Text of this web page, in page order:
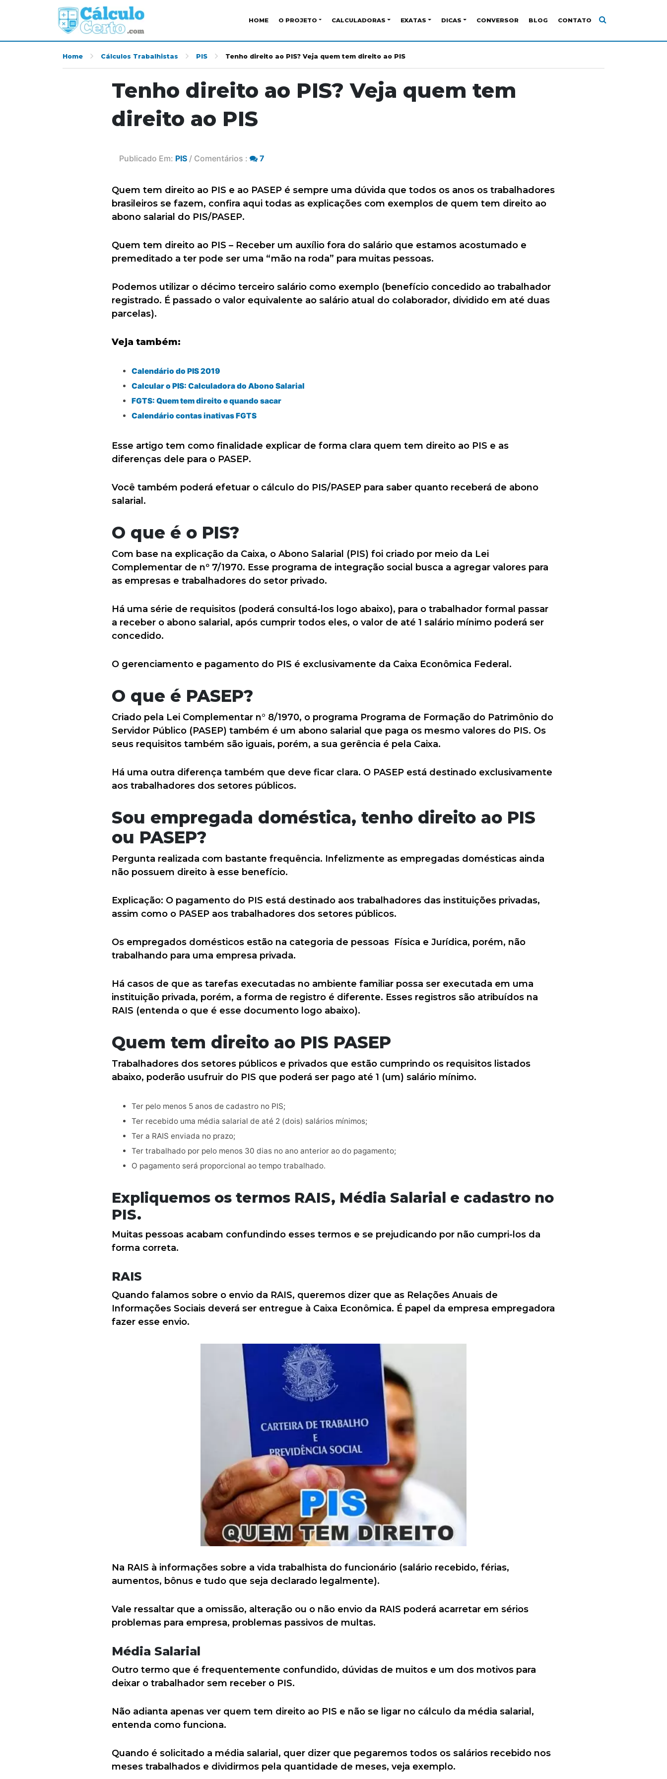
HOME O PROJETO CALCULADORAS EXATAS DICAS CONVERSOR BLOG CONTATO
Home Cálculos Trabalhistas PIS Tenho direito ao PIS? Veja quem tem direito ao PIS
Tenho direito ao PIS? Veja quem tem
direito ao PIS
Publicado Em: PIS / Comentários : 7
Quem tem direito ao PIS e ao PASEP é sempre uma dúvida que todos os anos os trabalhadores
brasileiros se fazem, confira aqui todas as explicações com exemplos de quem tem direito ao
abono salarial do PIS/PASEP.
Quem tem direito ao PIS – Receber um auxílio fora do salário que estamos acostumado e
premeditado a ter pode ser uma “mão na roda” para muitas pessoas.
Podemos utilizar o décimo terceiro salário como exemplo (benefício concedido ao trabalhador
registrado. É passado o valor equivalente ao salário atual do colaborador, dividido em até duas
parcelas).
Veja também:
Calendário do PIS 2019
Calcular o PIS: Calculadora do Abono Salarial
FGTS: Quem tem direito e quando sacar
Calendário contas inativas FGTS
Esse artigo tem como finalidade explicar de forma clara quem tem direito ao PIS e as
diferenças dele para o PASEP.
Você também poderá efetuar o cálculo do PIS/PASEP para saber quanto receberá de abono
salarial.
O que é o PIS?
Com base na explicação da Caixa, o Abono Salarial (PIS) foi criado por meio da Lei
Complementar de nº 7/1970. Esse programa de integração social busca a agregar valores para
as empresas e trabalhadores do setor privado.
Há uma série de requisitos (poderá consultá-los logo abaixo), para o trabalhador formal passar
a receber o abono salarial, após cumprir todos eles, o valor de até 1 salário mínimo poderá ser
concedido.
O gerenciamento e pagamento do PIS é exclusivamente da Caixa Econômica Federal.
O que é PASEP?
Criado pela Lei Complementar n° 8/1970, o programa Programa de Formação do Patrimônio do
Servidor Público (PASEP) também é um abono salarial que paga os mesmo valores do PIS. Os
seus requisitos também são iguais, porém, a sua gerência é pela Caixa.
Há uma outra diferença também que deve ficar clara. O PASEP está destinado exclusivamente
aos trabalhadores dos setores públicos.
Sou empregada doméstica, tenho direito ao PIS
ou PASEP?
Pergunta realizada com bastante frequência. Infelizmente as empregadas domésticas ainda
não possuem direito à esse benefício.
Explicação: O pagamento do PIS está destinado aos trabalhadores das instituições privadas,
assim como o PASEP aos trabalhadores dos setores públicos.
Os empregados domésticos estão na categoria de pessoas Física e Jurídica, porém, não
trabalhando para uma empresa privada.
Há casos de que as tarefas executadas no ambiente familiar possa ser executada em uma
instituição privada, porém, a forma de registro é diferente. Esses registros são atribuídos na
RAIS (entenda o que é esse documento logo abaixo).
Quem tem direito ao PIS PASEP
Trabalhadores dos setores públicos e privados que estão cumprindo os requisitos listados
abaixo, poderão usufruir do PIS que poderá ser pago até 1 (um) salário mínimo.
Ter pelo menos 5 anos de cadastro no PIS;
Ter recebido uma média salarial de até 2 (dois) salários mínimos;
Ter a RAIS enviada no prazo;
Ter trabalhado por pelo menos 30 dias no ano anterior ao do pagamento;
O pagamento será proporcional ao tempo trabalhado.
Expliquemos os termos RAIS, Média Salarial e cadastro no
PIS.
Muitas pessoas acabam confundindo esses termos e se prejudicando por não cumpri-los da
forma correta.
RAIS
Quando falamos sobre o envio da RAIS, queremos dizer que as Relações Anuais de
Informações Sociais deverá ser entregue à Caixa Econômica. É papel da empresa empregadora
fazer esse envio.
Na RAIS à informações sobre a vida trabalhista do funcionário (salário recebido, férias,
aumentos, bônus e tudo que seja declarado legalmente).
Vale ressaltar que a omissão, alteração ou o não envio da RAIS poderá acarretar em sérios
problemas para empresa, problemas passivos de multas.
Média Salarial
Outro termo que é frequentemente confundido, dúvidas de muitos e um dos motivos para
deixar o trabalhador sem receber o PIS.
Não adianta apenas ver quem tem direito ao PIS e não se ligar no cálculo da média salarial,
entenda como funciona.
Quando é solicitado a média salarial, quer dizer que pegaremos todos os salários recebido nos
meses trabalhados e dividirmos pela quantidade de meses, veja exemplo.